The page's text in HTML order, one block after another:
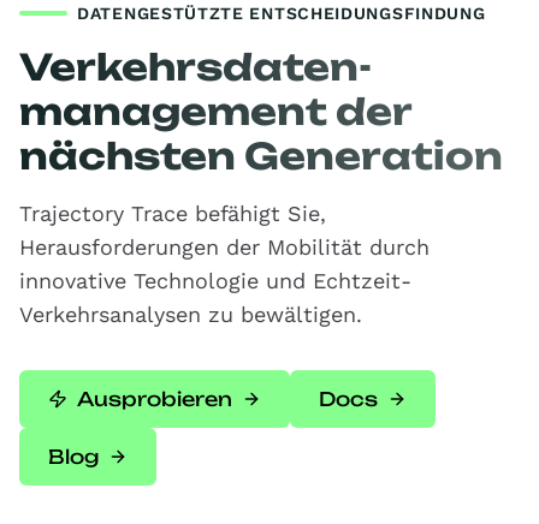
DATENGESTÜTZTE ENTSCHEIDUNGSFINDUNG
Verkehrsdaten-
management der
nächsten Generation
Trajectory Trace befähigt Sie,
Herausforderungen der Mobilität durch
innovative Technologie und Echtzeit-
Verkehrsanalysen zu bewältigen.
Ausprobieren Docs
Blog